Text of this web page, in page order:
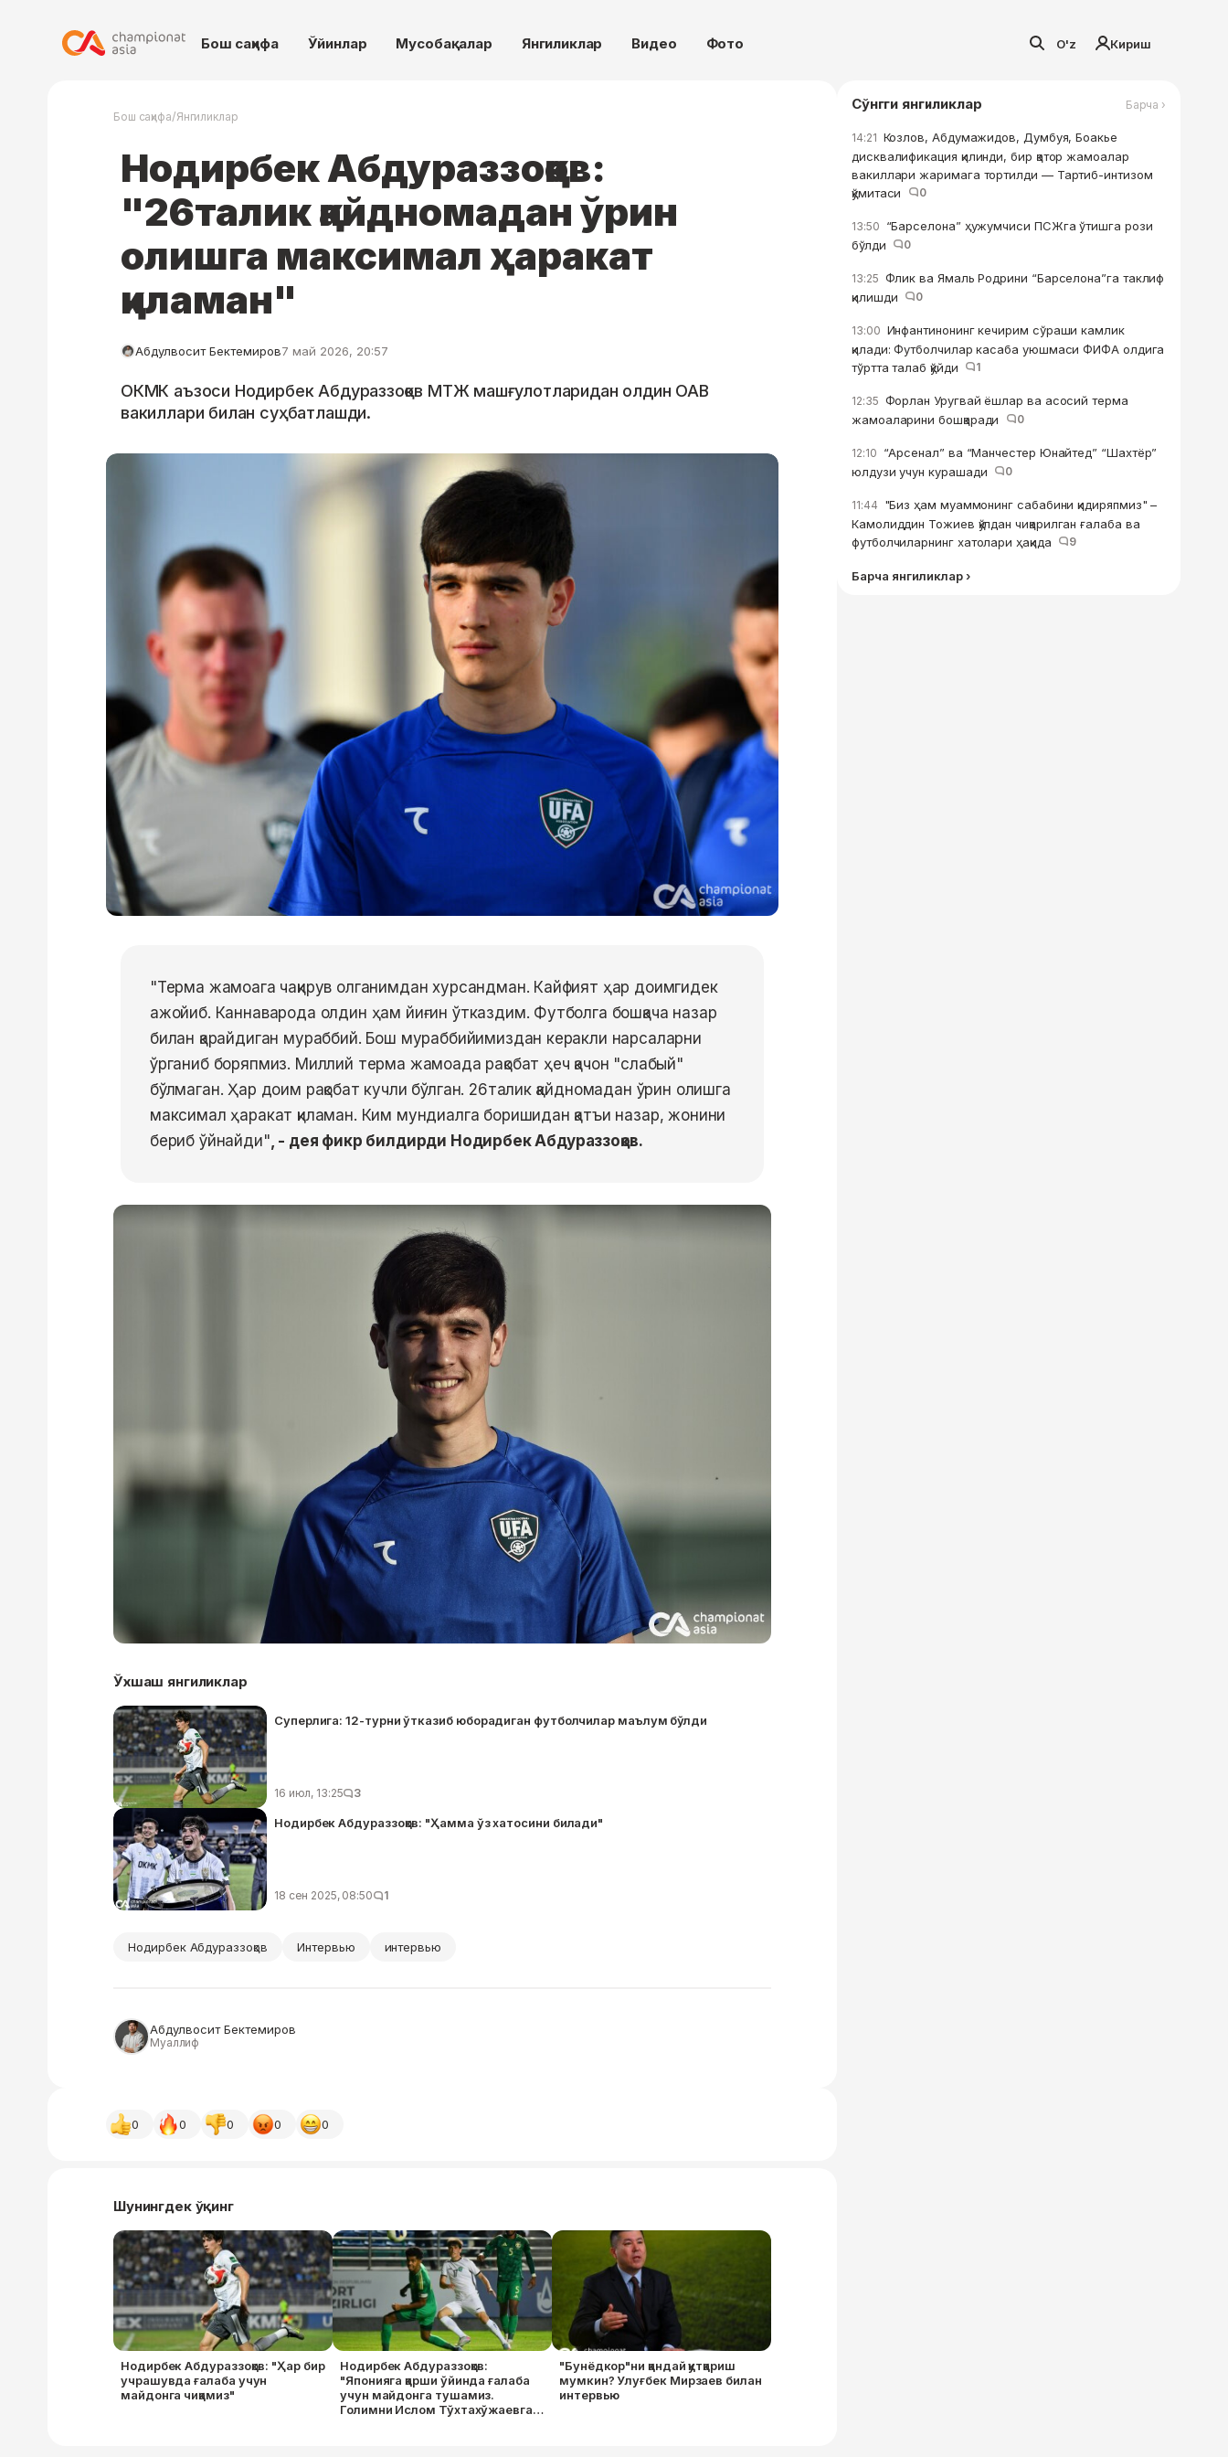
Бош саҳифа Ўйинлар Мусобақалар Янгиликлар Видео Фото O'z Кириш
Бош саҳифа/Янгиликлар
Нодирбек Абдураззоқов:
"26талик қайдномадан ўрин
олишга максимал ҳаракат
қиламан"
Абдулвосит Бектемиров7 май 2026, 20:57
ОКМК аъзоси Нодирбек Абдураззоқов МТЖ машғулотларидан олдин ОАВ
вакиллари билан суҳбатлашди.
"Терма жамоага чақирув олганимдан хурсандман. Кайфият ҳар доимгидек
ажойиб. Каннаварода олдин ҳам йиғин ўтказдим. Футболга бошқача назар
билан қарайдиган мураббий. Бош мураббийимиздан керакли нарсаларни
ўрганиб боряпмиз. Миллий терма жамоада рақобат ҳеч қачон "слабый"
бўлмаган. Ҳар доим рақобат кучли бўлган. 26талик қайдномадан ўрин олишга
максимал ҳаракат қиламан. Ким мундиалга боришидан қатъи назар, жонини
бериб ўйнайди", - дея фикр билдирди Нодирбек Абдураззоқов.
Ўхшаш янгиликлар
Суперлига: 12-турни ўтказиб юборадиган футболчилар маълум бўлди
16 июл, 13:25 3
Нодирбек Абдураззоқов: "Ҳамма ўз хатосини билади"
18 сен 2025, 08:50 1
Нодирбек Абдураззоқов Интервью интервью
Абдулвосит Бектемиров
Муаллиф
0 0 0 0 0
Шунингдек ўқинг
Нодирбек Абдураззоқов: "Ҳар бир
учрашувда ғалаба учун
майдонга чиқамиз"
Нодирбек Абдураззоқов:
"Японияга қарши ўйинда ғалаба
учун майдонга тушамиз.
Голимни Ислом Тўхтахўжаевга
"Бунёдкор"ни қандай қутқариш
мумкин? Улуғбек Мирзаев билан
интервью
Сўнгги янгиликлар Барча ›
14:21 Козлов, Абдумажидов, Думбуя, Боакье
дисквалификация қилинди, бир қатор жамоалар
вакиллари жаримага тортилди — Тартиб-интизом
қўмитаси
0
13:50 “Барселона” ҳужумчиси ПСЖга ўтишга рози
бўлди
0
13:25 Флик ва Ямаль Родрини “Барселона”га таклиф
қилишди
0
13:00 Инфантинонинг кечирим сўраши камлик
қилади: Футболчилар касаба уюшмаси ФИФА олдига
тўртта талаб қўйди
1
12:35 Форлан Уругвай ёшлар ва асосий терма
жамоаларини бошқаради
0
12:10 “Арсенал” ва “Манчестер Юнайтед” “Шахтёр”
юлдузи учун курашади
0
11:44 "Биз ҳам муаммонинг сабабини қидиряпмиз" –
Камолиддин Тожиев қўлдан чиқарилган ғалаба ва
футболчиларнинг хатолари ҳақида
9
Барча янгиликлар ›